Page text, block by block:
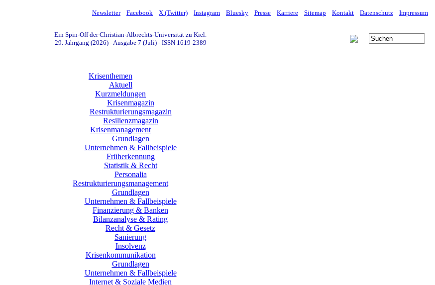
Newsletter Facebook X (Twitter) Instagram Bluesky Presse Karriere Sitemap Kontakt Datenschutz Impressum
Ein Spin-Off der Christian-Albrechts-Universität zu Kiel.
29. Jahrgang (2026) - Ausgabe 7 (Juli) - ISSN 1619-2389
Krisenthemen
Aktuell
Kurzmeldungen
Krisenmagazin
Restrukturierungsmagazin
Resilienzmagazin
Krisenmanagement
Grundlagen
Unternehmen & Fallbeispiele
Früherkennung
Statistik & Recht
Personalia
Restrukturierungsmanagement
Grundlagen
Unternehmen & Fallbeispiele
Finanzierung & Banken
Bilanzanalyse & Rating
Recht & Gesetz
Sanierung
Insolvenz
Krisenkommunikation
Grundlagen
Unternehmen & Fallbeispiele
Internet & Soziale Medien